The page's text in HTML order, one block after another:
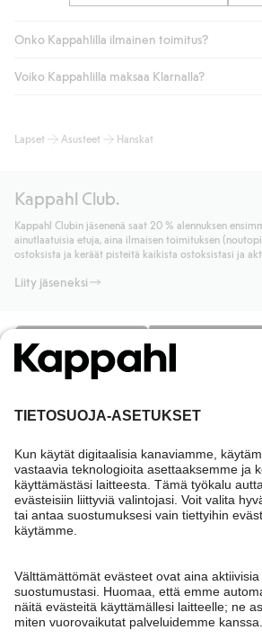
Onko Kappahlilla ilmainen toimitus?
Jos olet Kappahl Clubin jäsen, saat aina
kotiinkuljetusta). Toimituskulut poistuvat
noutopisteeseen tai pakettiautomaattiin ja
kotiinkuljetuksella 6,99 €, riippumatta
Lue lisää
Voiko Kappahlilla maksaa Klarnalla?
maksutavat, kuten laskun, sekä muita
Lisätietoja Klarnan maksuehdoista
Lue lisää
Lapset Asusteet Hanskat
Kappahl Club.
Kappahl Clubin jäsenenä saat 20 % alennuksen
ainutlaatuisia etuja, aina ilmaisen toimituksen
ostoksista ja keräät pisteitä kaikista ostoksistasi ja
Liity jäseneksi
Tarvitsetko apua?
Asiakaspalvelu
Usein kysyttyä
Tilaus
Ota yhteyttä
Kappahl Club
Kappahl Club
Jäsenyysehdot
Tietoa Kappahl Group
Kestävä kehitys
Ehdot & käytännöt